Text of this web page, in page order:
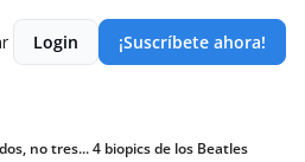
Login ¡Suscríbete ahora!
no tres... 4 biopics de los Beatles